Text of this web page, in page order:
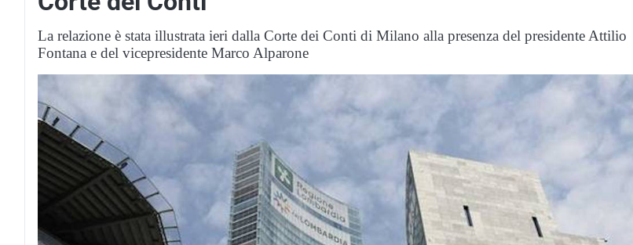
La relazione è stata illustrata ieri dalla Corte dei Conti di Milano alla presenza del presidente Attilio
Fontana e del vicepresidente Marco Alparone